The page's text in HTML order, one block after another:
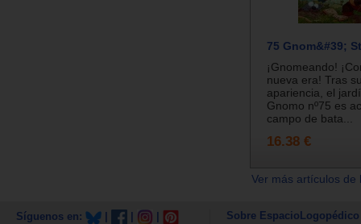
75 Gnom&#39;
¡Gnomeando!
nueva era! Tras
apariencia, el
Gnomo nº75 es
campo de bata...
16.38 €
Ver más artículos
Síguenos en: Sobre EspacioLogopédico